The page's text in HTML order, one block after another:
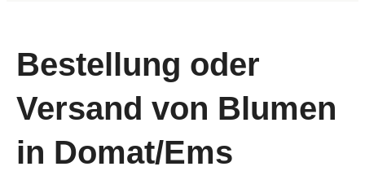
Bestellung oder
Versand von Blumen
in Domat/Ems